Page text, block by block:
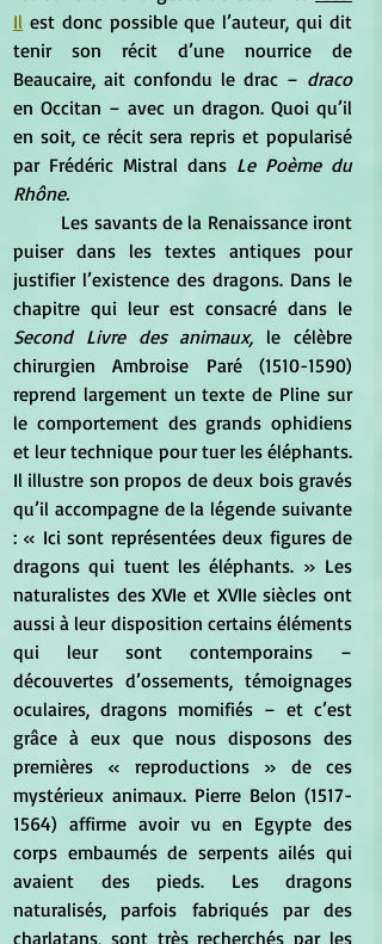
Il est donc possible que l’auteur, qui dit
tenir son récit d’une nourrice de
Beaucaire, ait confondu le drac – draco
en Occitan – avec un dragon. Quoi qu’il
en soit, ce récit sera repris et popularisé
par Frédéric Mistral dans Le Poème du
Rhône.
Les savants de la Renaissance iront
puiser dans les textes antiques pour
justifier l’existence des dragons. Dans le
chapitre qui leur est consacré dans le
Second Livre des animaux, le célèbre
chirurgien Ambroise Paré (1510-1590)
reprend largement un texte de Pline sur
le comportement des grands ophidiens
et leur technique pour tuer les éléphants.
Il illustre son propos de deux bois gravés
qu’il accompagne de la légende suivante
: « Ici sont représentées deux figures de
dragons qui tuent les éléphants. » Les
naturalistes des XVIe et XVIIe siècles ont
aussi à leur disposition certains éléments
qui leur sont contemporains –
découvertes d’ossements, témoignages
oculaires, dragons momifiés – et c’est
grâce à eux que nous disposons des
premières « reproductions » de ces
mystérieux animaux. Pierre Belon (1517-
1564) affirme avoir vu en Egypte des
corps embaumés de serpents ailés qui
avaient des pieds. Les dragons
naturalisés, parfois fabriqués par des
charlatans, sont très recherchés par les